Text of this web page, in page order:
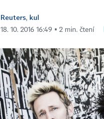
Reuters, kul
18. 10. 2016 16:49 ▪ 2 min. čtení